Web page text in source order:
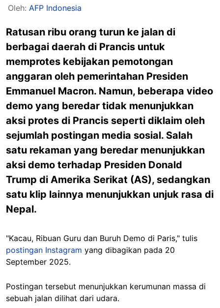
Oleh: AFP Indonesia
Ratusan ribu orang turun ke jalan di
berbagai daerah di Prancis untuk
memprotes kebijakan pemotongan
anggaran oleh pemerintahan Presiden
Emmanuel Macron. Namun, beberapa video
demo yang beredar tidak menunjukkan
aksi protes di Prancis seperti diklaim oleh
sejumlah postingan media sosial. Salah
satu rekaman yang beredar menunjukkan
aksi demo terhadap Presiden Donald
Trump di Amerika Serikat (AS), sedangkan
satu klip lainnya menunjukkan unjuk rasa di
Nepal.
"Kacau, Ribuan Guru dan Buruh Demo di Paris," tulis
postingan Instagram yang dibagikan pada 20
September 2025.
Postingan tersebut menunjukkan kerumunan massa di
sebuah jalan dilihat dari udara.